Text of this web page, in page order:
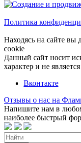
Политика
Находясь на сайте вы
cookie
Данный сайт носит
характер и не
Вконтакте
Отзывы о нас на
Напишите нам в
наиболее быстрый